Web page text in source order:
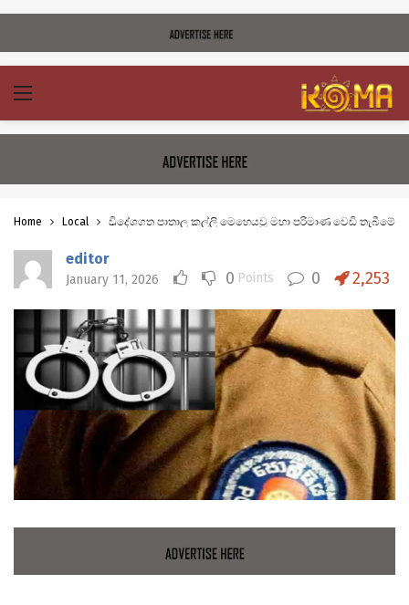
Home Local විදේශගත පාතාල කල්ලි මෙහෙයවූ මහා පරිමාණ වෙඩි
editor
January 11, 2026 0 Points 0 2,253